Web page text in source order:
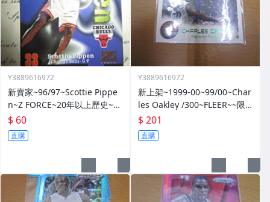
Y3889616972
新賣家~96/97~Scottie Pippe
n~Z FORCE~20年以上歷史~無
限量~
$ 60
直購
Y3889616972
新上架~1999-00~99/00~Char
les Oakley /300~FLEER~~限
量/300~1060114-1
$ 201
直購